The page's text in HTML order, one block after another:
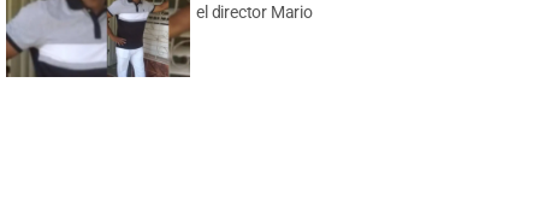
el director Mario